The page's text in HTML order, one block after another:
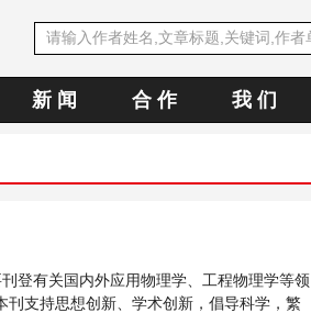
新 闻 合 作 我 们
登有关国内外应用物理学、工程物理学等领
支持思想创新、学术创新，倡导科学，繁